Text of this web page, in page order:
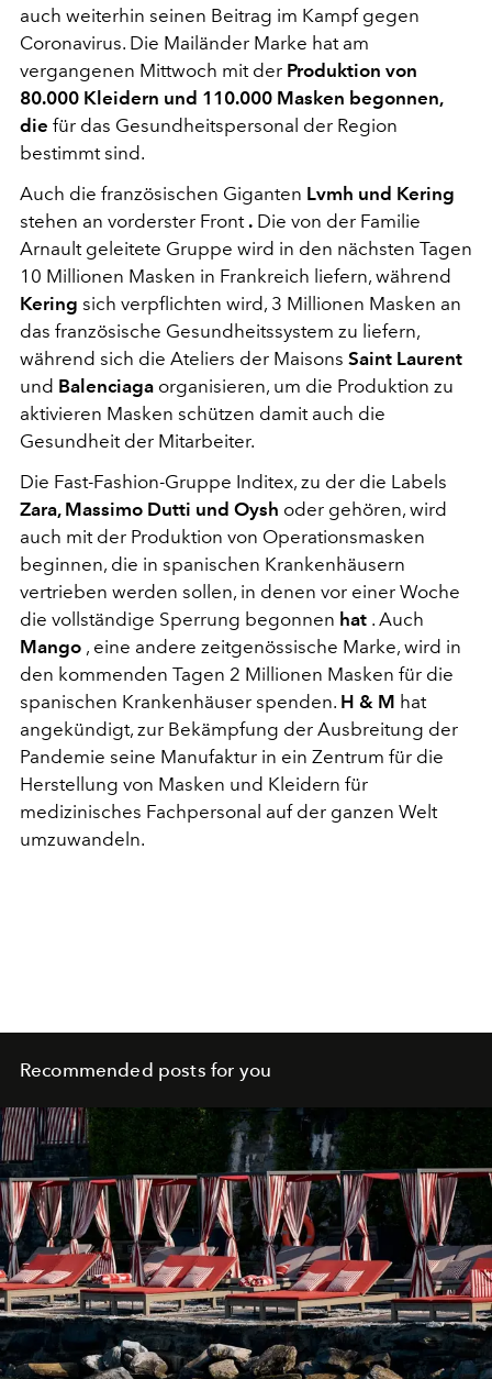
auch weiterhin seinen Beitrag im Kampf gegen
Coronavirus. Die Mailänder Marke hat am
vergangenen Mittwoch mit der Produktion von
80.000 Kleidern und 110.000 Masken begonnen,
die für das Gesundheitspersonal der Region
bestimmt sind.
Auch die französischen Giganten Lvmh und Kering
stehen an vorderster Front. Die von der Familie
Arnault geleitete Gruppe wird in den nächsten Tagen
10 Millionen Masken in Frankreich liefern, während
Kering sich verpflichten wird, 3 Millionen Masken an
das französische Gesundheitssystem zu liefern,
während sich die Ateliers der Maisons Saint Laurent
und Balenciaga organisieren, um die Produktion zu
aktivieren Masken schützen damit auch die
Gesundheit der Mitarbeiter.
Die Fast-Fashion-Gruppe Inditex, zu der die Labels
Zara, Massimo Dutti und Oysh oder gehören, wird
auch mit der Produktion von Operationsmasken
beginnen, die in spanischen Krankenhäusern
vertrieben werden sollen, in denen vor einer Woche
die vollständige Sperrung begonnen hat . Auch
Mango , eine andere zeitgenössische Marke, wird in
den kommenden Tagen 2 Millionen Masken für die
spanischen Krankenhäuser spenden. H & M hat
angekündigt, zur Bekämpfung der Ausbreitung der
Pandemie seine Manufaktur in ein Zentrum für die
Herstellung von Masken und Kleidern für
medizinisches Fachpersonal auf der ganzen Welt
umzuwandeln.
Recommended posts for you